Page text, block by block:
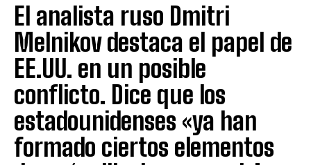
El analista ruso Dmitri
Melnikov destaca el papel de
EE.UU. en un posible
conflicto. Dice que los
estadounidenses «ya han
formado ciertos elementos